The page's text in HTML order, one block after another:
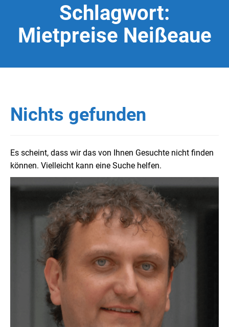
Schlagwort:
Mietpreise Neißeaue
Nichts gefunden
Es scheint, dass wir das von Ihnen Gesuchte nicht finden
können. Vielleicht kann eine Suche helfen.